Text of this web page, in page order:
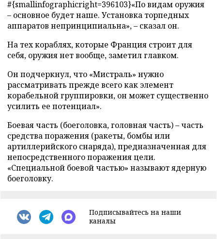
#{smallinfographicright=396103}«По видам оружия
– основное будет наше. Установка торпедных
аппаратов непринципиальна», – сказал он.
На тех кораблях, которые Франция строит для
себя, оружия нет вообще, заметил главком.
Он подчеркнул, что «Мистраль» нужно
рассматривать прежде всего как элемент
корабельной группировки, он может существенно
усилить ее потенциал».
Боевая часть (боеголовка, головная часть) – часть
средства поражения (ракеты, бомбы или
артиллерийского снаряда), предназначенная для
непосредственного поражения цели.
«Специальной боевой частью» называют ядерную
боеголовку.
Подписывайтесь на наши
каналы